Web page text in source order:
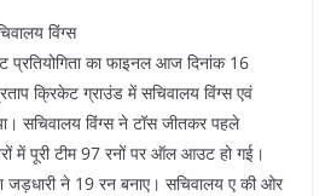
a
m n
विंग्स
का फाइनल आज दिनांक 16
क्रिकेट ग्राउंड में सचिवालय विंग्स एवं
सचिवालय विंग्स ने टॉस जीतकर पहले
में पूरी टीम 97 रनों पर ऑल आउट हो गई।
ने 19 रन बनाए। सचिवालय ए की ओर